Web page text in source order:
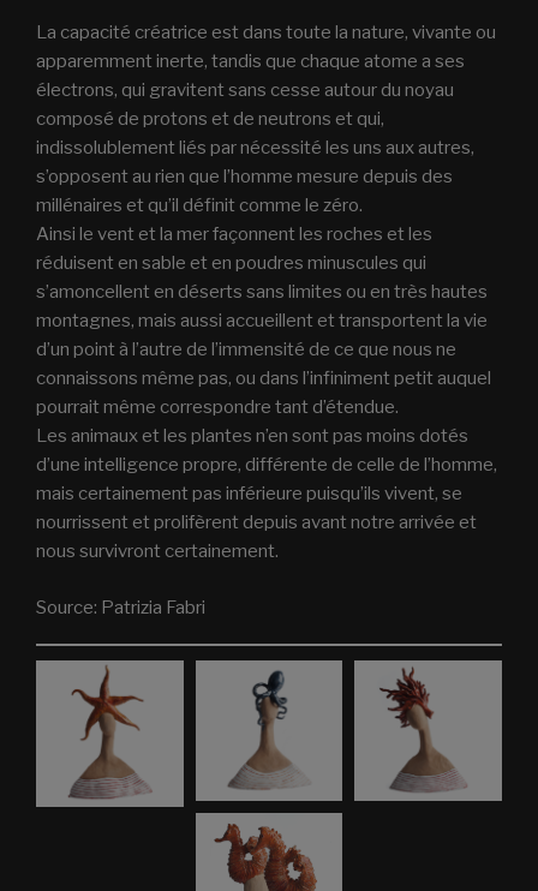
La capacité créatrice est dans toute la nature, vivante ou
apparemment inerte, tandis que chaque atome a ses
électrons, qui gravitent sans cesse autour du noyau
composé de protons et de neutrons et qui,
indissolublement liés par nécessité les uns aux autres,
s’opposent au rien que l’homme mesure depuis des
millénaires et qu’il définit comme le zéro.
Ainsi le vent et la mer façonnent les roches et les
réduisent en sable et en poudres minuscules qui
s’amoncellent en déserts sans limites ou en très hautes
montagnes, mais aussi accueillent et transportent la vie
d’un point à l’autre de l’immensité de ce que nous ne
connaissons même pas, ou dans l’infiniment petit auquel
pourrait même correspondre tant d’étendue.
Les animaux et les plantes n’en sont pas moins dotés
d’une intelligence propre, différente de celle de l’homme,
mais certainement pas inférieure puisqu’ils vivent, se
nourrissent et prolifèrent depuis avant notre arrivée et
nous survivront certainement.
Source: Patrizia Fabri